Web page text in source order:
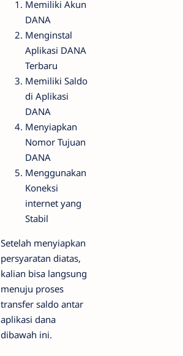
Memiliki Akun
DANA
Menginstal
Aplikasi DANA
Terbaru
Memiliki Saldo
di Aplikasi
DANA
Menyiapkan
Nomor Tujuan
DANA
Menggunakan
Koneksi
internet yang
Stabil
Setelah menyiapkan
persyaratan diatas,
kalian bisa langsung
menuju proses
transfer saldo antar
aplikasi dana
dibawah ini.